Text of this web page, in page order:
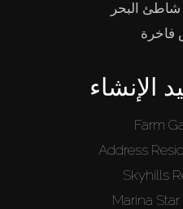
البحر
فاخرة
الإنشاء
Farm
Address
Skyhills
Marina